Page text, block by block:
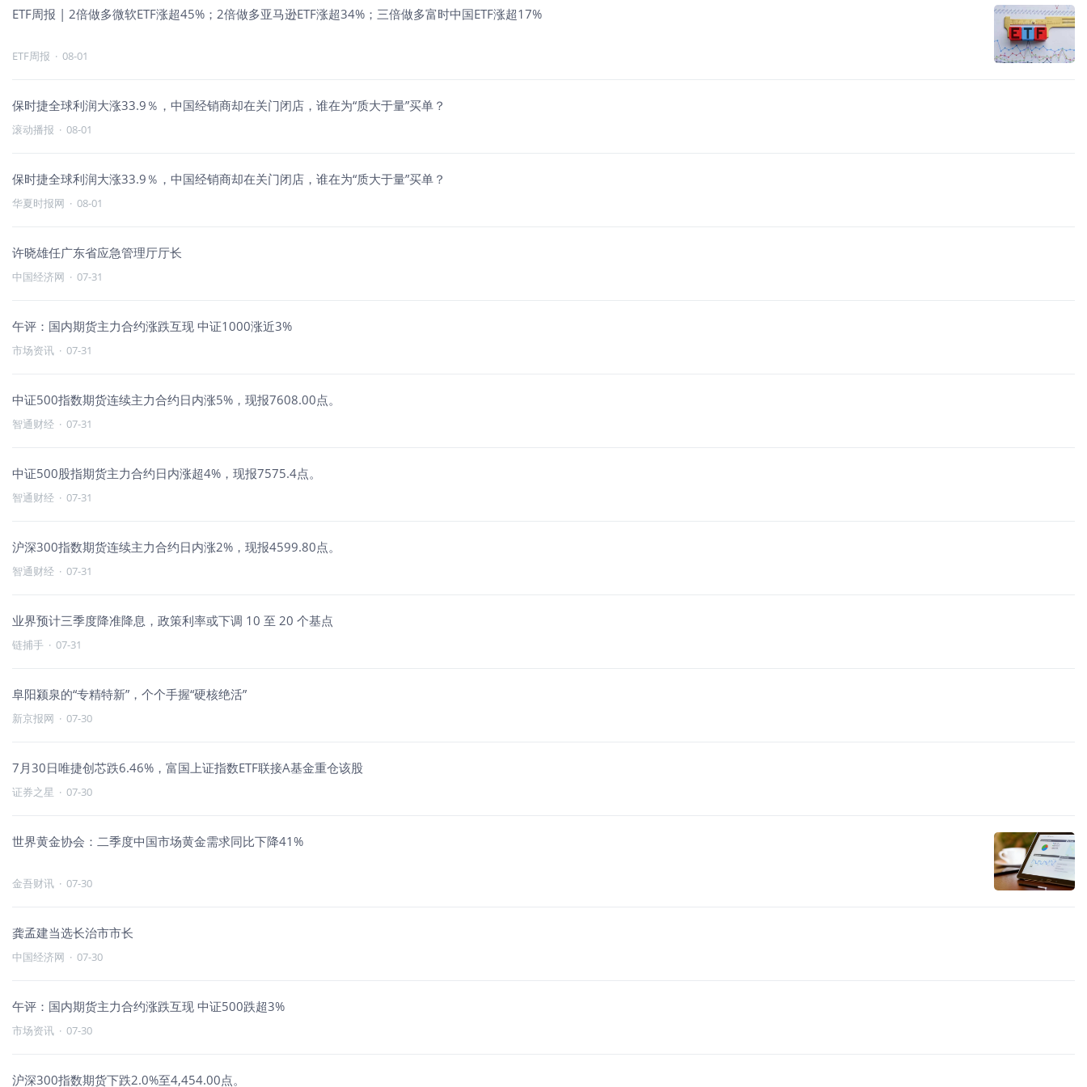
ETF周报 | 2倍做多微软ETF涨超45%；2倍做多亚马逊ETF涨超34%；三倍做多富时中国ETF涨超17%
ETF周报 · 08-01
保时捷全球利润大涨33.9％，中国经销商却在关门闭店，谁在为“质大于量”买单？
滚动播报 · 08-01
保时捷全球利润大涨33.9％，中国经销商却在关门闭店，谁在为“质大于量”买单？
华夏时报网 · 08-01
许晓雄任广东省应急管理厅厅长
中国经济网 · 07-31
午评：国内期货主力合约涨跌互现 中证1000涨近3%
市场资讯 · 07-31
中证500指数期货连续主力合约日内涨5%，现报7608.00点。
智通财经 · 07-31
中证500股指期货主力合约日内涨超4%，现报7575.4点。
智通财经 · 07-31
沪深300指数期货连续主力合约日内涨2%，现报4599.80点。
智通财经 · 07-31
业界预计三季度降准降息，政策利率或下调 10 至 20 个基点
链捕手 · 07-31
阜阳颍泉的“专精特新”，个个手握“硬核绝活”
新京报网 · 07-30
7月30日唯捷创芯跌6.46%，富国上证指数ETF联接A基金重仓该股
证券之星 · 07-30
世界黄金协会：二季度中国市场黄金需求同比下降41%
金吾财讯 · 07-30
龚孟建当选长治市市长
中国经济网 · 07-30
午评：国内期货主力合约涨跌互现 中证500跌超3%
市场资讯 · 07-30
沪深300指数期货下跌2.0%至4,454.00点。